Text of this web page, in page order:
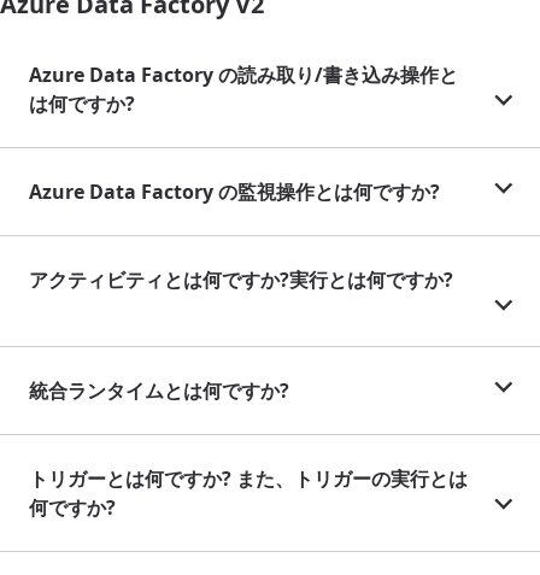
Azure Data Factory の読み取り/書き込み操作と
は何ですか?
Azure Data Factory の監視操作とは何ですか?
アクティビティとは何ですか?実行とは何ですか?
統合ランタイムとは何ですか?
トリガーとは何ですか? また、トリガーの実行とは
何ですか?